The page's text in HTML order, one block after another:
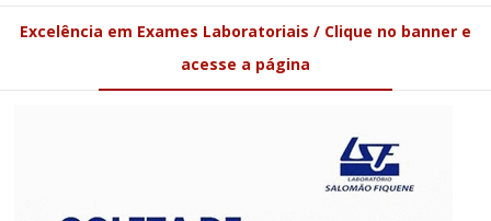
Excelência em Exames Laboratoriais / Clique no banner e
acesse a página